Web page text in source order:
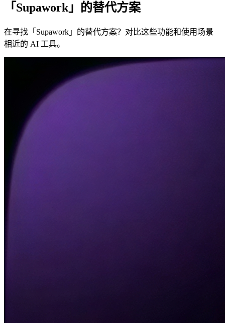
「Supawork」的替代方案
在寻找「Supawork」的替代方案？对比这些功能和使用场景
相近的 AI 工具。